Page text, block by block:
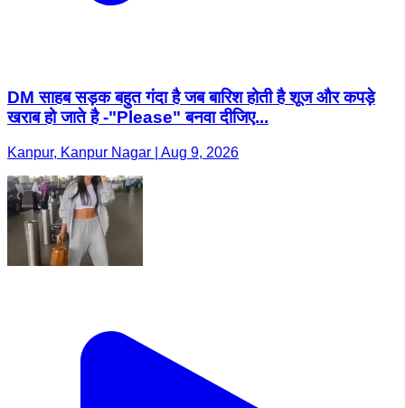
DM साहब सड़क बहुत गंदा है जब बारिश होती है शूज और कपड़े
खराब हो जाते है -"Please" बनवा दीजिए...
Kanpur, Kanpur Nagar | Aug 9, 2026